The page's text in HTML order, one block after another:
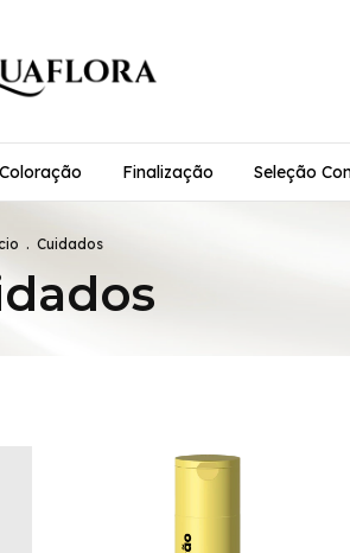
Coloração Finalização Seleção
. Cuidados